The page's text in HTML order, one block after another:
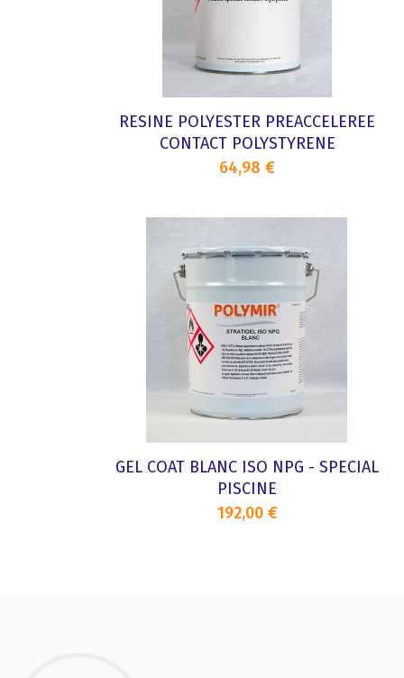
RESINE POLYESTER PREACCELEREE
CONTACT POLYSTYRENE
64,98 €
GEL COAT BLANC ISO NPG - SPECIAL
PISCINE
192,00 €